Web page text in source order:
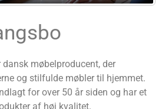
møbelproducent, der
og stilfulde møbler til hjemmet.
for over 50 år siden og har et
af høj kvalitet.